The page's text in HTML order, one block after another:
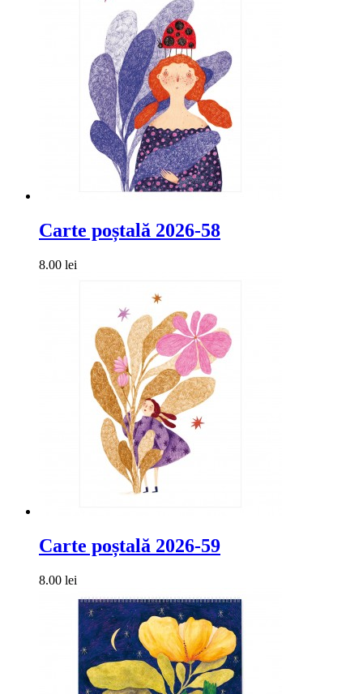
Carte poștală 2026-58
8.00 lei
Carte poștală 2026-59
8.00 lei